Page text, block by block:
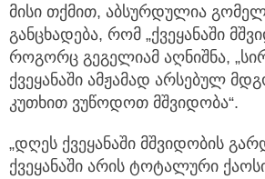
მისი თქმით, აბსურდულია
განცხადება, რომ „ქვეყანაში
როგორც გეგელიამ აღნიშნა,
ქვეყანაში ამჟამად არსებულ
კუთხით ვუწოდოთ მშვიდობა“.
„დღეს ქვეყანაში მშვიდობის
ქვეყანაში არის ტოტალური